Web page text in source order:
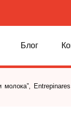
Блог
молока”, Entrepinares